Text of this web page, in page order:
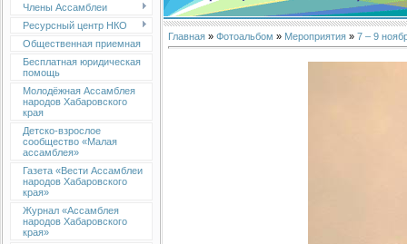
Члены Ассамблеи
Ресурсный центр НКО
Общественная приемная
Бесплатная юридическая
помощь
Молодёжная Ассамблея
народов Хабаровского
края
Детско-взрослое
сообщество «Малая
ассамблея»
Газета «Вести Ассамблеи
народов Хабаровского
края»
Журнал «Ассамблея
народов Хабаровского
края»
Главная » Фотоальбом » Мероприятия » 7 – 9